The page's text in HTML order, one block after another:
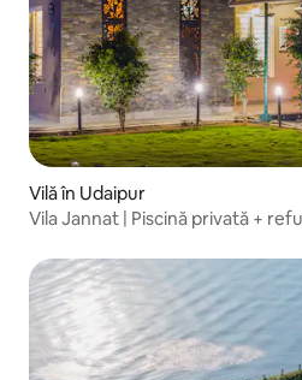
Vilă în Udaipur
Vila Jannat | Piscină privată +